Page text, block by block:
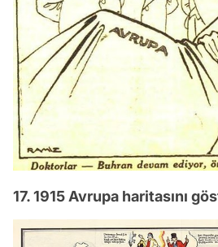
17. 1915 Avrupa haritasını